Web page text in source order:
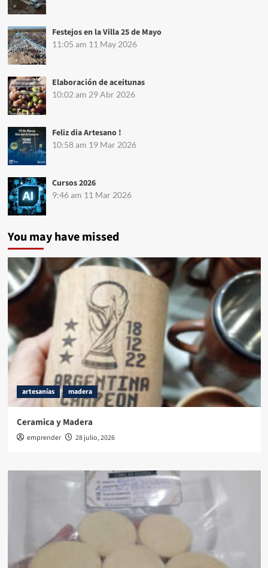
Festejos en la Villa 25 de Mayo
11:05 am 11 May 2026
Elaboración de aceitunas
10:02 am 29 Abr 2026
Feliz dia Artesano !
10:58 am 19 Mar 2026
Cursos 2026
9:46 am 11 Mar 2026
You may have missed
artesanías madera
Ceramica y Madera
emprender 28 julio, 2026